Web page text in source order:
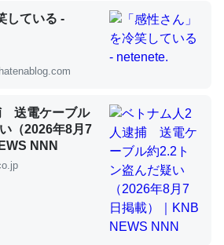
シウムも酸素も不足してて両方に不
てるのでは」とあって面白い。海に
ニ・ウミグモ）はカルシウムを使わ
筈だが、酵素が違うのか？
】昆虫学の大問題＝「昆虫はなぜ海にいな
している -
送電ケーブル
（2026年8月7
NNN